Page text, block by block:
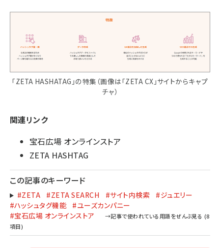
「ZETA HASHATAG」の特集（画像は「ZETA CX」サイトからキャプ
チャ）
関連リンク
宝石広場 オンラインストア
ZETA HASHTAG
この記事のキーワード
#ZETA #ZETA SEARCH #サイト内検索
#ジュエリー
#ハッシュタグ機能
#ユーズカンパニー
#宝石広場 オンラインストア